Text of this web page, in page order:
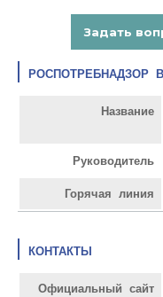
РОСПОТРЕБНАДЗОР
Название
Руководитель
Горячая линия
КОНТАКТЫ
Официальный сайт